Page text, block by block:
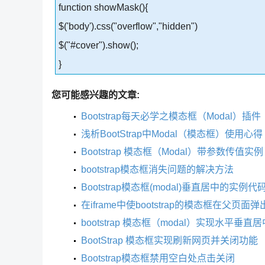
function showMask(){
$('body').css("overflow","hidden")
$("#cover").show();
}
您可能感兴趣的文章:
Bootstrap每天必学之模态框（Modal）插件
浅析BootStrap中Modal（模态框）使用心得
Bootstrap 模态框（Modal）带参数传值实例
bootstrap模态框消失问题的解决方法
Bootstrap模态框(modal)垂直居中的实例代
在iframe中使bootstrap的模态框在父页面弹
bootstrap 模态框（modal）实现水平垂直居
BootStrap 模态框实现刷新网页并关闭功能
Bootstrap模态框禁用空白处点击关闭